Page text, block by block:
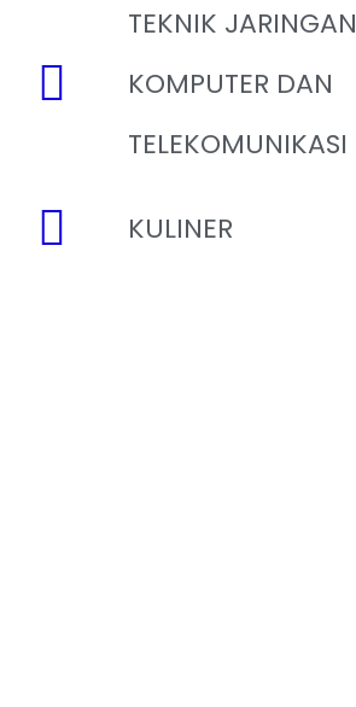
TEKNIK JARINGAN
KOMPUTER DAN
TELEKOMUNIKASI
KULINER